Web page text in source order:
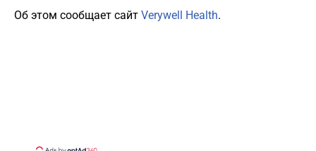
Об этом сообщает сайт Verywell Нealth.